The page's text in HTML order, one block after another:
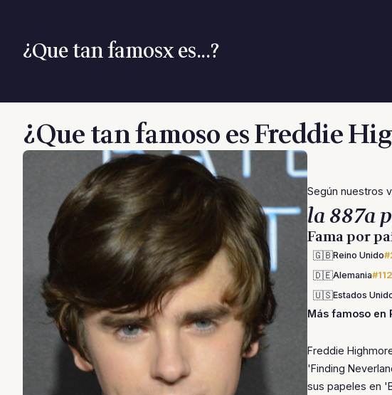
¿Que tan famosx es...?
¿Que tan famoso es Freddie
Según nuestros
la 887a
Fama por
🇬🇧Reino Unido
🇩🇪Alemania
🇺🇸Estados
Más famoso en
Freddie
'Finding
sus papeles en